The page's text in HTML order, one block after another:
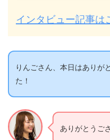
インタビュー記事は
りんごさん、本日はありが
た！
ありがとうご